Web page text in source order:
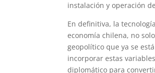
instalación y operación
En definitiva, la
economía chilena, no
geopolítico que ya se
incorporar estas
diplomático para